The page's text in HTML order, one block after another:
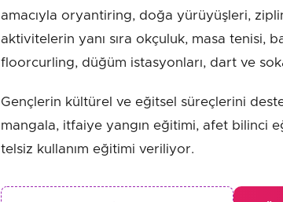
amacıyla oryantiring, doğa yürüyüşleri,
aktivitelerin yanı sıra okçuluk, masa tenisi,
floorcurling, düğüm istasyonları, dart ve
Gençlerin kültürel ve eğitsel süreçlerini
mangala, itfaiye yangın eğitimi, afet bilinci
telsiz kullanım eğitimi veriliyor.